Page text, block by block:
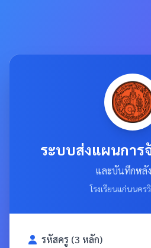
ระบบส่งแผนการ
และบันทึกหลั
โรงเรียนแก่นนคร
รหัสครู (3 หลัก)